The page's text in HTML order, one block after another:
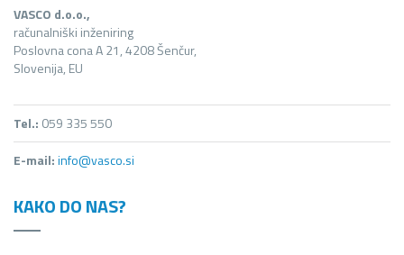
VASCO d.o.o.,
računalniški inženiring
Poslovna cona A 21, 4208 Šenčur,
Slovenija, EU
Tel.: 059 335 550
E-mail:info@vasco.si
KAKO DO NAS?